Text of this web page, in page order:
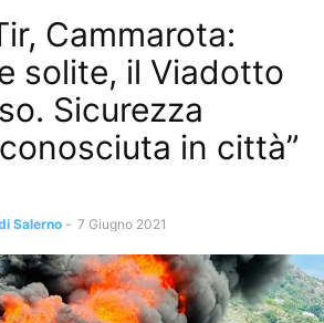
Cammarota:
solite, il Viadotto
Sicurezza
in città”
Salerno - 7 Giugno 2021